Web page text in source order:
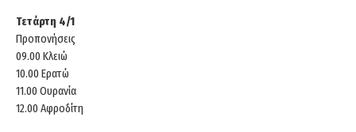
Τετάρτη 4/1
Προπονήσεις
09.00 Κλειώ
10.00 Ερατώ
11.00 Ουρανία
12.00 Αφροδίτη